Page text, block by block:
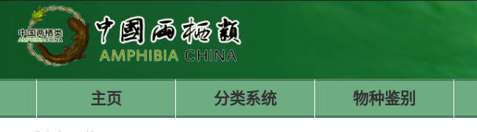
主页 分类系统 物种鉴别